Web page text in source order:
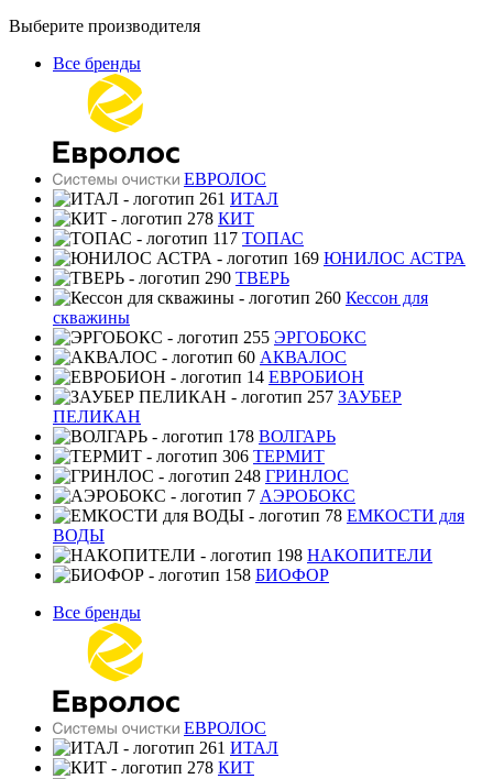
Выберите производителя
Все бренды
ЕВРОЛОС
ИТАЛ
КИТ
ТОПАС
ЮНИЛОС АСТРА
ТВЕРЬ
Кессон для
скважины
ЭРГОБОКС
АКВАЛОС
ЕВРОБИОН
ЗАУБЕР
ПЕЛИКАН
ВОЛГАРЬ
ТЕРМИТ
ГРИНЛОС
АЭРОБОКС
ЕМКОСТИ для
ВОДЫ
НАКОПИТЕЛИ
БИОФОР
Все бренды
ЕВРОЛОС
ИТАЛ
КИТ